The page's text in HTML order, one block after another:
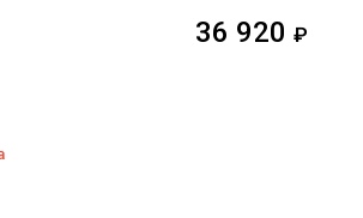
36 920 ₽